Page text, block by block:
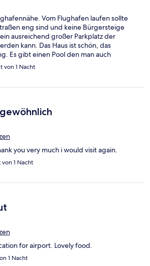
Vom Flughafen laufen sollte
eng sind und keine Bürgersteige
ausreichend großer Parkplatz der
kann. Das Haus ist schön, das
Es gibt einen Pool den man auch
kann- allerdings nur abends von 20 bis
und morgens von 07:00 bis 10 Uhr
von 1 Nacht
you very much i would visit again.
1 Nacht
for airport. Lovely food.
1 Nacht